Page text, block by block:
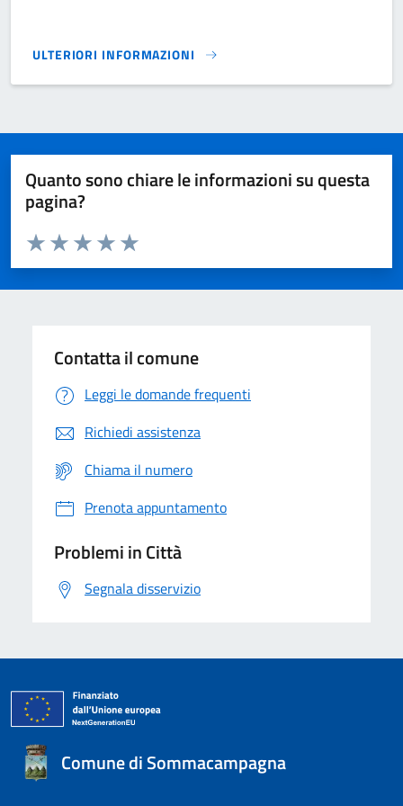
ULTERIORI INFORMAZIONI
SOMMACAMPAGNA}
Quanto sono chiare le informazioni su questa
pagina?
Domanda
Valuta da 1 a 5 stelle la pagina
Valuta 5 stelle su 5
Valuta 4 stelle su 5
Valuta 3 stelle su 5
Valuta 2 stelle su 5
Valuta 1 stelle su 5
Contatta il comune
Leggi le domande frequenti
Richiedi assistenza
Chiama il numero
Prenota appuntamento
Problemi in Città
Segnala disservizio
Comune di Sommacampagna